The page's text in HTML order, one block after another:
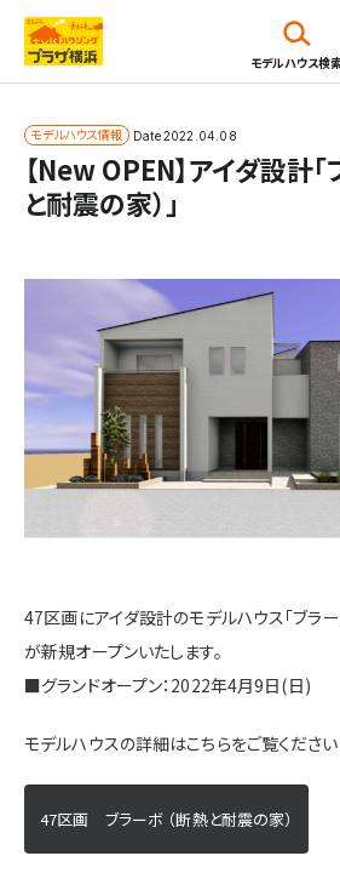
モデルハウス検
モデルハウス情報 Date2022.04.08
【New OPEN】アイダ設計
と耐震の家）」
47区画にアイダ設計のモデルハウス「ブラー
が新規オープンいたします。
■グランドオープン：2022年4月9日(日)
モデルハウスの詳細はこちらをご覧ください
47区画 ブラーボ （断熱と耐震の家）
ホーム
イベント・セミナー・キャンペーン一覧
新着情報一覧
住宅展示場出展に関するご案内